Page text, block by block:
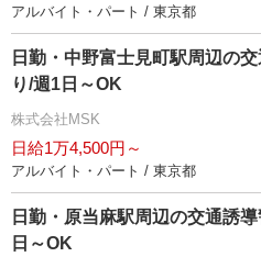
アルバイト・パート / 東京都
日勤・中野富士見町駅周辺の
り/週1日～OK
株式会社MSK
日給1万4,500円～
アルバイト・パート / 東京都
日勤・原当麻駅周辺の交通誘
日～OK